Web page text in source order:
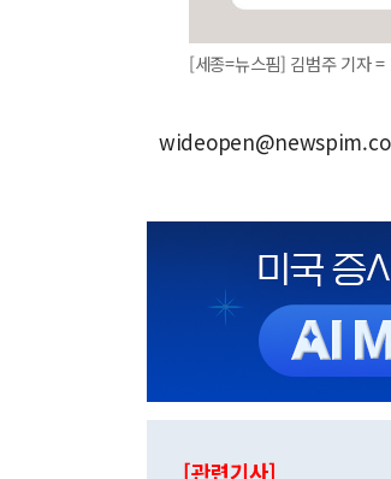
[세종=뉴스핌] 김범주 기
[관련기사]